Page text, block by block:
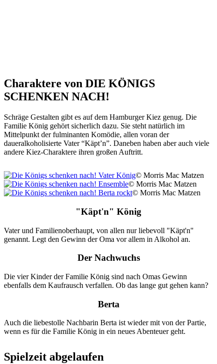
Charaktere von DIE KÖNIGS
SCHENKEN NACH!
Schräge Gestalten gibt es auf dem Hamburger Kiez genug. Die
Familie König gehört sicherlich dazu. Sie steht natürlich im
Mittelpunkt der fulminanten Komödie, allen voran der
daueralkoholisierte Vater “Käpt’n”. Daneben haben aber auch viele
andere Kiez-Charaktere ihren großen Auftritt.
© Morris Mac Matzen
© Morris Mac Matzen
© Morris Mac Matzen
"Käpt'n" König
Vater und Familienoberhaupt, von allen nur liebevoll "Käpt'n"
genannt. Legt den Gewinn der Oma vor allem in Alkohol an.
Der Nachwuchs
Die vier Kinder der Familie König sind nach Omas Gewinn
ebenfalls dem Kaufrausch verfallen. Ob das lange gut gehen kann?
Berta
Auch die liebestolle Nachbarin Berta ist wieder mit von der Partie,
wenn es für die Familie König in ein neues Abenteuer geht.
Spielzeit abgelaufen